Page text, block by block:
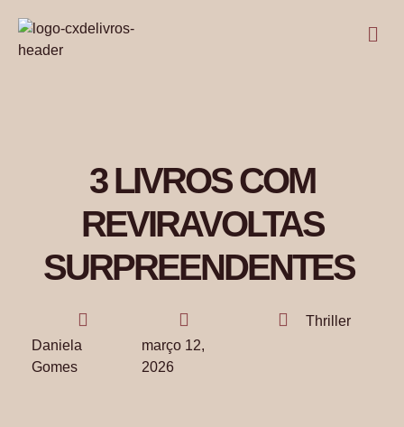
3 LIVROS COM
REVIRAVOLTAS
SURPREENDENTES
Daniela
Gomes
março 12,
2026
Thriller